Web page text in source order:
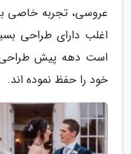
عروسی، تجربه خاصی
اغلب دارای طراحی
است دهه پیش طراحی
خود را حفظ نموده اند.